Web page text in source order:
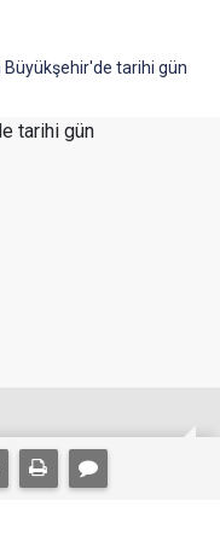
Büyükşehir'de tarihi gün